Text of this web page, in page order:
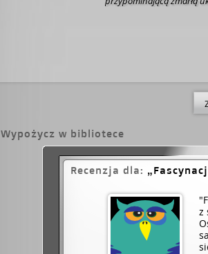
Luiza, a Blajer widzi w
Rozpakowywaliśmy
mogąc się powstrzymać,
rozbierałem i pieściłem.
szyby. Dwóch oprychów
ukraść, ale widok nagiej
baseballowym łamał mi
od razu rzucał się na
Pełzałem po podłodze
naraz, rozrywali na pół.
we własnym domu!".
Wypożycz w bibliotece
Recenzja dla:
z